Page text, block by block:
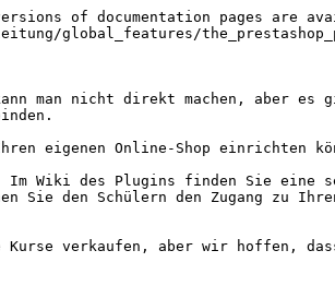
of documentation pages are
global_features/
man nicht direkt machen, aber es
eigenen Online-Shop einrichten
Wiki des Plugins finden Sie eine
den Schülern den Zugang zu
verkaufen, aber wir hoffen,